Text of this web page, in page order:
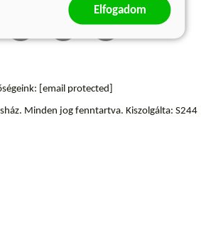
[email protected]
Minden jog fenntartva. Kiszolgálta: S244
Elfogadom